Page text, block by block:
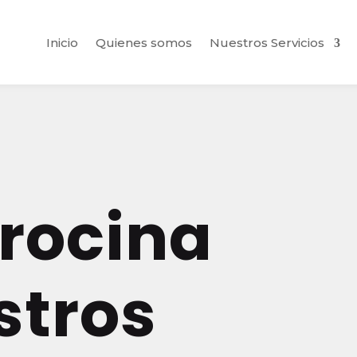
Inicio Quienes somos Nuestros Servicios